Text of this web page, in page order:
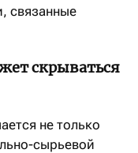
связанные
скрываться
не только
сырьевой